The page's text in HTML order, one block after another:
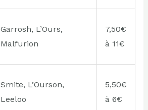
Garrosh, L’Ours,
Malfurion
7,50€
à 11€
Smite, L’Ourson,
Leeloo
5,50€
à 6€